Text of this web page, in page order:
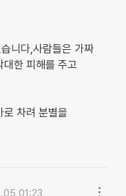
니다,사람들은 가짜
한 피해를 주고
로 차려 분별을
01:23